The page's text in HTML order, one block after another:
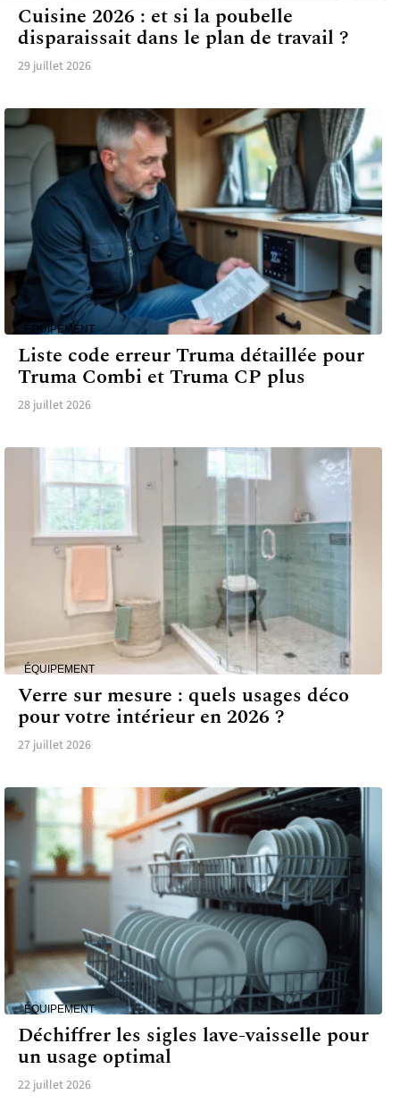
Cuisine 2026 : et si la poubelle
disparaissait dans le plan de travail ?
29 juillet 2026
ÉQUIPEMENT
Liste code erreur Truma détaillée pour
Truma Combi et Truma CP plus
28 juillet 2026
ÉQUIPEMENT
Verre sur mesure : quels usages déco
pour votre intérieur en 2026 ?
27 juillet 2026
ÉQUIPEMENT
Déchiffrer les sigles lave-vaisselle pour
un usage optimal
22 juillet 2026